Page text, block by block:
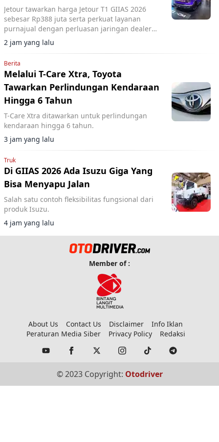
Jetour tawarkan harga Jetour T1 GIIAS 2026
sebesar Rp388 juta serta perkuat layanan
purnajual dengan perluasan jaringan dealer
hingga 40 showroom di GIIAS 2026.
2 jam yang lalu
Berita
Melalui T-Care Xtra, Toyota
Tawarkan Perlindungan Kendaraan
Hingga 6 Tahun
T-Care Xtra ditawarkan untuk perlindungan
kendaraan hingga 6 tahun.
3 jam yang lalu
Truk
Di GIIAS 2026 Ada Isuzu Giga Yang
Bisa Menyapu Jalan
Salah satu contoh fleksibilitas fungsional dari
produk Isuzu.
4 jam yang lalu
Member of :
About Us Contact Us Disclaimer
Info Iklan
Peraturan Media Siber
Privacy Policy Redaksi
© 2023 Copyright: Otodriver